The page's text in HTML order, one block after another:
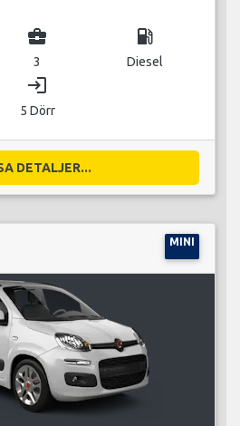
business_center
3
local_gas_station
Diesel
login
5 Dörr
DETALJER...
MINI